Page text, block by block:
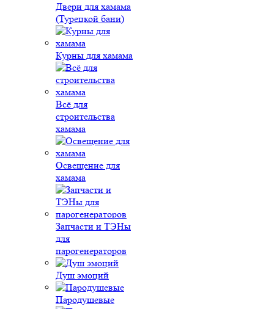
Двери для хамама
(Турецкой бани)
Курны для хамама
Всё для
строительства
хамама
Освещение для
хамама
Запчасти и ТЭНы
для
парогенераторов
Душ эмоций
Пародушевые